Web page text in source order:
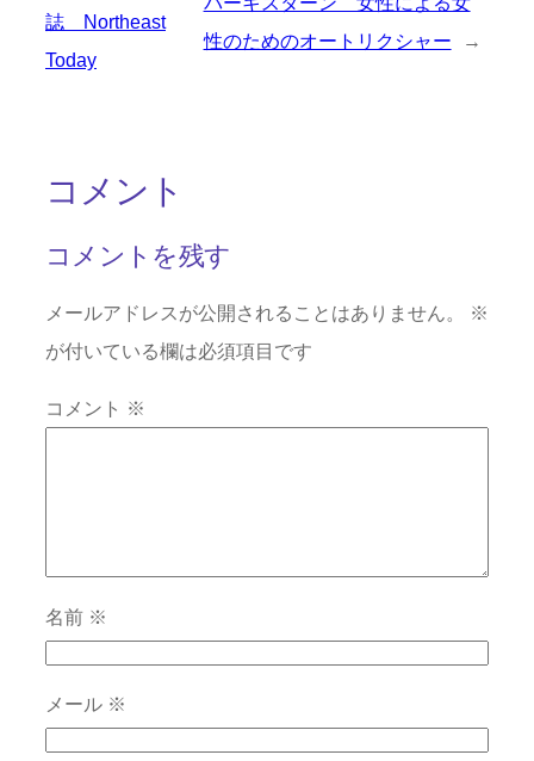
誌 Northeast
Today
性のためのオートリクシャー
→
コメント
コメントを残す
メールアドレスが公開されることはありません。
※
が付いている欄は必須項目です
コメント ※
名前 ※
メール ※